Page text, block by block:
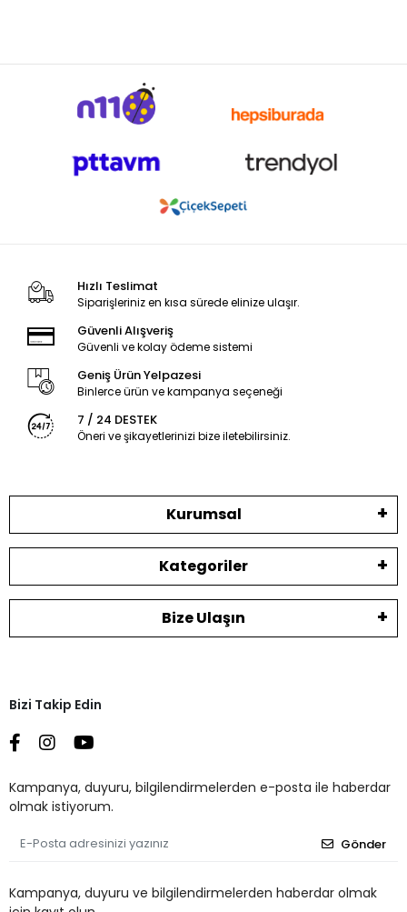
Hızlı Teslimat
Siparişleriniz en kısa sürede elinize ulaşır.
Güvenli Alışveriş
Güvenli ve kolay ödeme sistemi
Geniş Ürün Yelpazesi
Binlerce ürün ve kampanya seçeneği
7 / 24 DESTEK
Öneri ve şikayetlerinizi bize iletebilirsiniz.
Kurumsal
Kategoriler
Bize Ulaşın
Bizi Takip Edin
Kampanya, duyuru, bilgilendirmelerden e-posta ile haberdar
olmak istiyorum.
Gönder
Kampanya, duyuru ve bilgilendirmelerden haberdar olmak